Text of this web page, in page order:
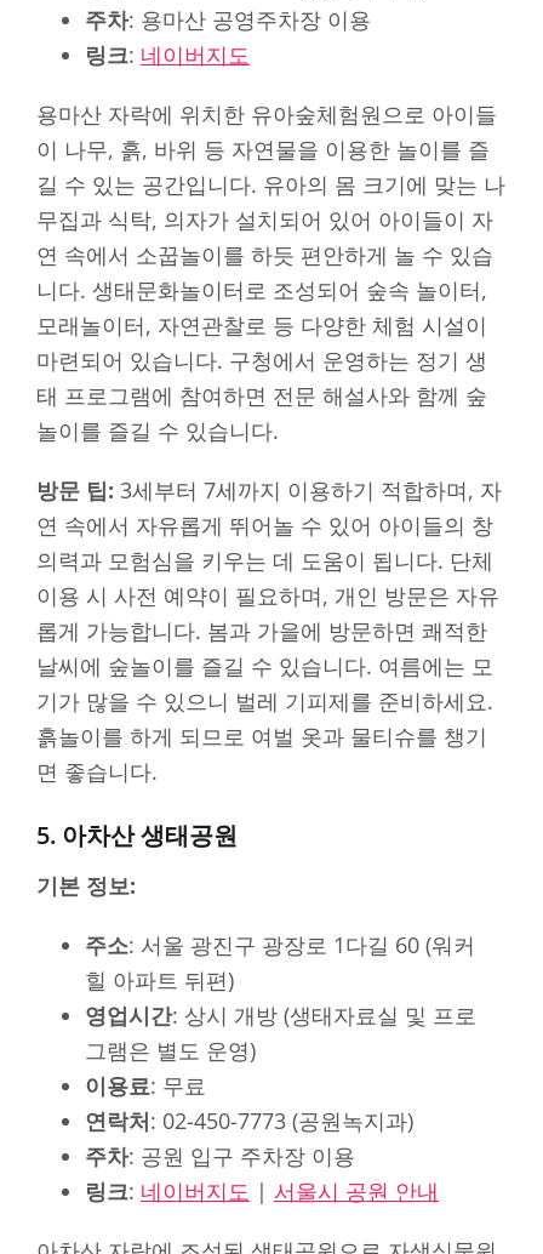
주차: 용마산 공영주차장 이용
링크: 네이버지도
용마산 자락에 위치한 유아숲체험원으로 아이들
이 나무, 흙, 바위 등 자연물을 이용한 놀이를 즐
길 수 있는 공간입니다. 유아의 몸 크기에 맞는 나
무집과 식탁, 의자가 설치되어 있어 아이들이 자
연 속에서 소꿉놀이를 하듯 편안하게 놀 수 있습
니다. 생태문화놀이터로 조성되어 숲속 놀이터,
모래놀이터, 자연관찰로 등 다양한 체험 시설이
마련되어 있습니다. 구청에서 운영하는 정기 생
태 프로그램에 참여하면 전문 해설사와 함께 숲
놀이를 즐길 수 있습니다.
방문 팁: 3세부터 7세까지 이용하기 적합하며, 자
연 속에서 자유롭게 뛰어놀 수 있어 아이들의 창
의력과 모험심을 키우는 데 도움이 됩니다. 단체
이용 시 사전 예약이 필요하며, 개인 방문은 자유
롭게 가능합니다. 봄과 가을에 방문하면 쾌적한
날씨에 숲놀이를 즐길 수 있습니다. 여름에는 모
기가 많을 수 있으니 벌레 기피제를 준비하세요.
흙놀이를 하게 되므로 여벌 옷과 물티슈를 챙기
면 좋습니다.
5. 아차산 생태공원
기본 정보:
주소: 서울 광진구 광장로 1다길 60 (워커
힐 아파트 뒤편)
영업시간: 상시 개방 (생태자료실 및 프로
그램은 별도 운영)
이용료: 무료
연락처: 02-450-7773 (공원녹지과)
주차: 공원 입구 주차장 이용
링크: 네이버지도 | 서울시 공원 안내